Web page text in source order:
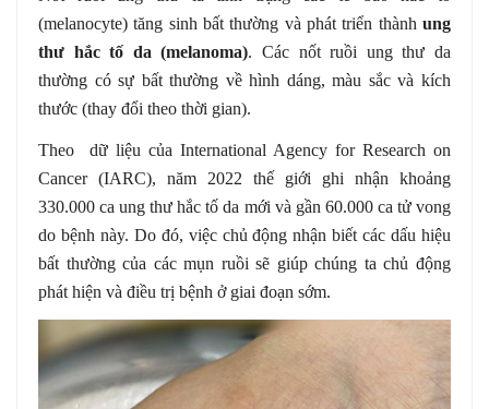
(melanocyte) tăng sinh bất thường và phát triển thành ung
thư hắc tố da (melanoma). Các nốt ruồi ung thư da
thường có sự bất thường về hình dáng, màu sắc và kích
thước (thay đổi theo thời gian).
Theo dữ liệu của International Agency for Research on
Cancer (IARC), năm 2022 thế giới ghi nhận khoảng
330.000 ca ung thư hắc tố da mới và gần 60.000 ca tử vong
do bệnh này. Do đó, việc chủ động nhận biết các dấu hiệu
bất thường của các mụn ruồi sẽ giúp chúng ta chủ động
phát hiện và điều trị bệnh ở giai đoạn sớm.